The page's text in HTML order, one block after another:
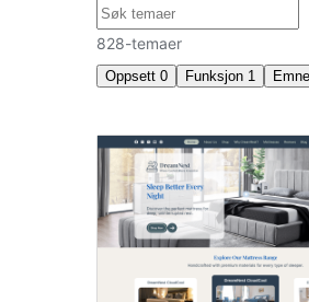
Søk
828-temaer
Oppsett 0 Funksjon 1
Stilvarianter